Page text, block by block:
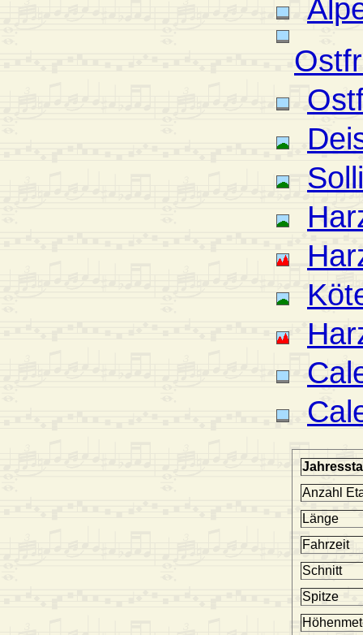
Anzahl
Länge
Fahrzeit
Schnitt
Spitze